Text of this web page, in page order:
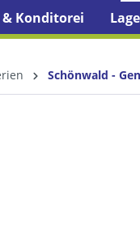
& Konditorei
Schönwald -